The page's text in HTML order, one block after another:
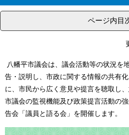
ページ内目
八幡平市議会は、議会活動等の状況を
告・説明し、市政に関する情報の共有
に、市民から広く意見や提言を聴取し
市議会の監視機能及び政策提言活動の
告会「議員と語る会」を開催します。